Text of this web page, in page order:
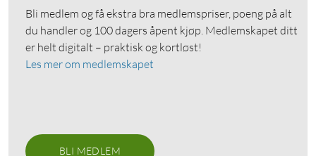
Bli medlem og få ekstra bra medlemspriser, poeng på alt
du handler og 100 dagers åpent kjøp. Medlemskapet ditt
er helt digitalt – praktisk og kortløst!
Les mer om medlemskapet
BLI MEDLEM